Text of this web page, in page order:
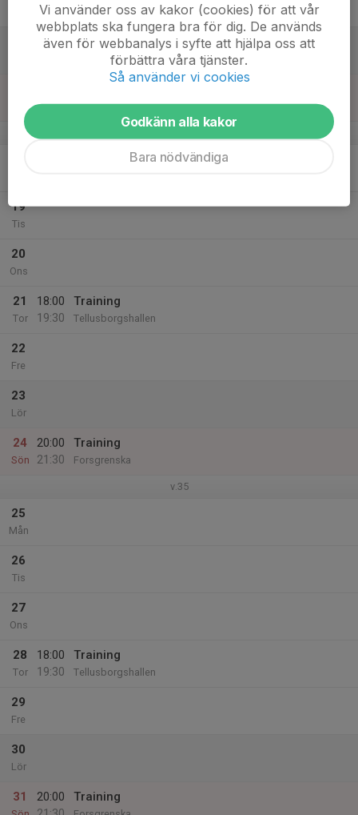
19
Tis
20
Ons
21
Tor
18:00
19:30
Training
Tellusborgshallen
22
Fre
23
Lör
24
Sön
20:00
21:30
Training
Forsgrenska
v.35
25
Mån
26
Tis
27
Ons
28
Tor
18:00
19:30
Training
Tellusborgshallen
29
Fre
30
Lör
31
20:00
Training
Vi använder oss av kakor (cookies) för att vår
webbplats ska fungera bra för dig. De används
även för webbanalys i syfte att hjälpa oss att
förbättra våra tjänster.
Så använder vi cookies
Godkänn alla kakor
Bara nödvändiga